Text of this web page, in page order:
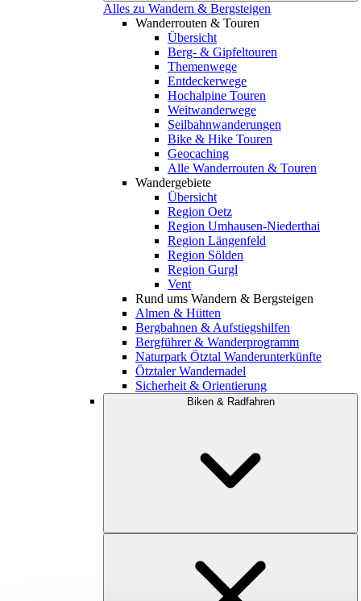
Alles zu Wandern & Bergsteigen
Wanderrouten & Touren
Übersicht
Berg- & Gipfeltouren
Themenwege
Entdeckerwege
Hochalpine Touren
Weitwanderwege
Seilbahnwanderungen
Bike & Hike Touren
Geocaching
Alle Wanderrouten & Touren
Wandergebiete
Übersicht
Region Oetz
Region Umhausen-Niederthai
Region Längenfeld
Region Sölden
Region Gurgl
Vent
Rund ums Wandern & Bergsteigen
Almen & Hütten
Bergbahnen & Aufstiegshilfen
Bergführer & Wanderprogramm
Naturpark Ötztal Wanderunterkünfte
Ötztaler Wandernadel
Sicherheit & Orientierung
Biken & Radfahren